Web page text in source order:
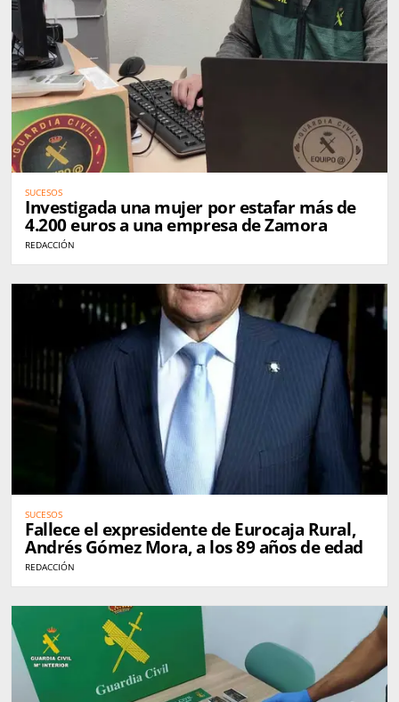
SUCESOS
Investigada una mujer por estafar más de
4.200 euros a una empresa de Zamora
REDACCIÓN
SUCESOS
Fallece el expresidente de Eurocaja Rural,
Andrés Gómez Mora, a los 89 años de edad
REDACCIÓN